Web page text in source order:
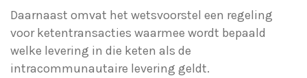
Daarnaast omvat het wetsvoorstel een regeling
voor ketentransacties waarmee wordt bepaald
welke levering in die keten als de
intracommunautaire levering geldt.